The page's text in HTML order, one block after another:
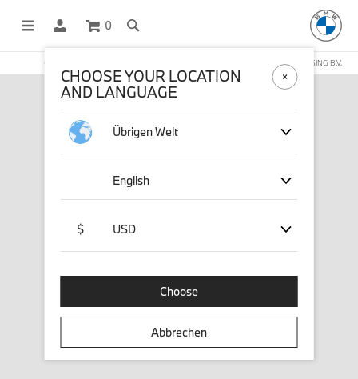
0
OFFICIAL BMW LIFESTYLE SHOP OPERATED BY STICHD SPORTMERCHANDISING B.V.
CHOOSE YOUR LOCATION
AND LANGUAGE
Übrigen Welt
English
$ USD
Choose
Abbrechen